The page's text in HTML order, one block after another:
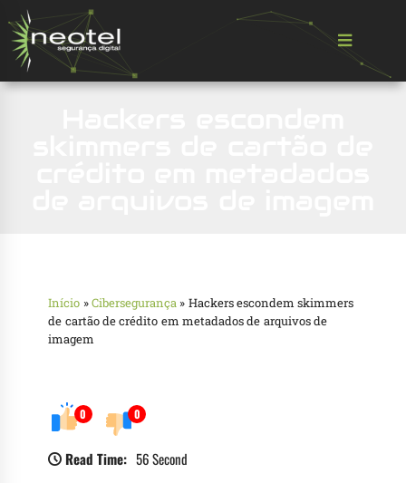
Início »Cibersegurança » Hackers escondem skimmers
de cartão de crédito em metadados de arquivos de
imagem
0 0
Read Time: 56 Second